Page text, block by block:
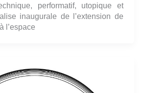
performatif, utopique et
inaugurale de l’extension de
l’espace